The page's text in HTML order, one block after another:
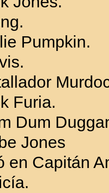
Pumpkin.
Furia.
Dum
Jones
en Capitán